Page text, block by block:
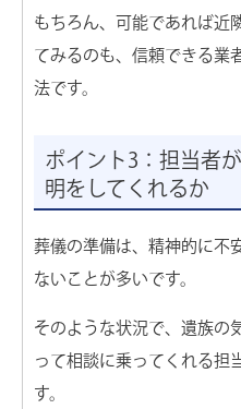
もちろん、可能であれば近
てみるのも、信頼できる業
法です。
ポイント3：担当者
明をしてくれるか
葬儀の準備は、精神的に不
ないことが多いです。
そのような状況で、遺族の
って相談に乗ってくれる担
す。